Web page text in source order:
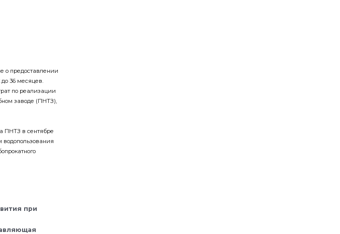
о предоставлении
36 месяцев.
по реализации
заводе (ПНТЗ),
ПНТЗ в сентябре
водопользования
при